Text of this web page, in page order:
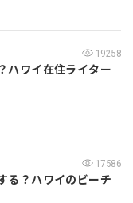
19258
ハワイ在住ライター
17586
る？ハワイのビーチ